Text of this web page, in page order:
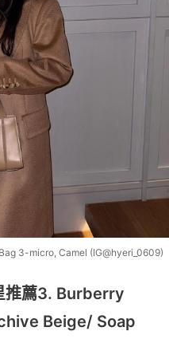
3-micro, Camel (IG@hyeri_0609)
推薦3. Burberry
Beige/ Soap